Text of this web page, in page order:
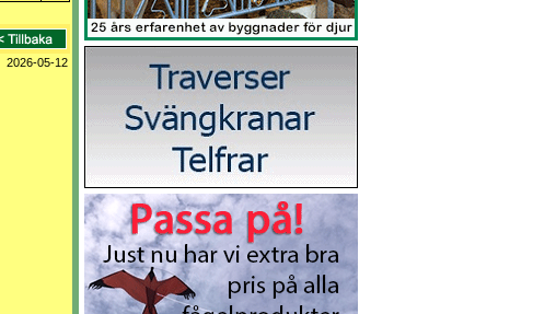
2026-05-12